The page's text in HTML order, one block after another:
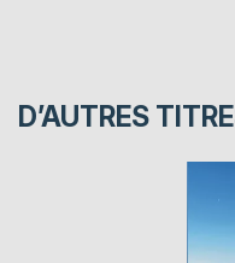
D’AUTRES